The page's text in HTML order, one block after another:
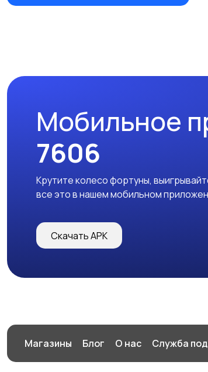
Мобильное
7606
Крутите колесо фортуны,
все это в нашем мобильном
Скачать APK
Магазины Блог О нас Служба